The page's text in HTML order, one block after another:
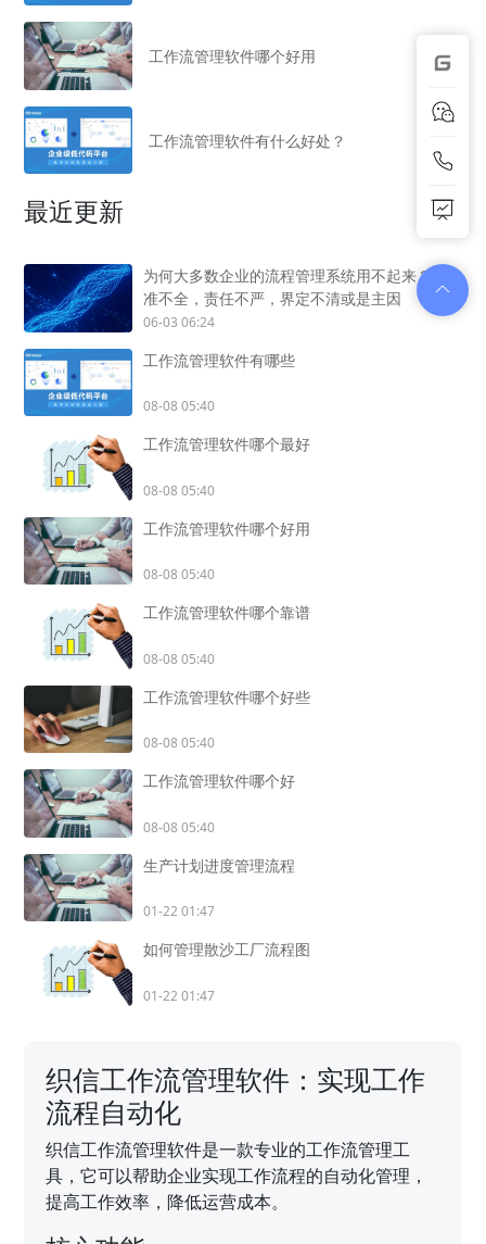
工作流管理软件哪个好用
工作流管理软件有什么好处？
最近更新
为何大多数企业的流程管理系统用不起来？标
准不全，责任不严，界定不清或是主因
06-03 06:24
工作流管理软件有哪些
08-08 05:40
工作流管理软件哪个最好
08-08 05:40
工作流管理软件哪个好用
08-08 05:40
工作流管理软件哪个靠谱
08-08 05:40
工作流管理软件哪个好些
08-08 05:40
工作流管理软件哪个好
08-08 05:40
生产计划进度管理流程
01-22 01:47
如何管理散沙工厂流程图
01-22 01:47
织信工作流管理软件：实现工作
流程自动化
织信工作流管理软件是一款专业的工作流管理工
具，它可以帮助企业实现工作流程的自动化管理，
提高工作效率，降低运营成本。